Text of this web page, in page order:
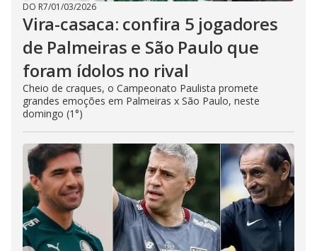
DO R7/01/03/2026
Vira-casaca: confira 5 jogadores
de Palmeiras e São Paulo que
foram ídolos no rival
Cheio de craques, o Campeonato Paulista promete
grandes emoções em Palmeiras x São Paulo, neste
domingo (1°)